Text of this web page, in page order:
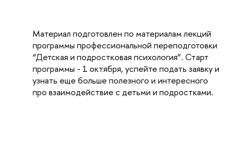
Материал подготовлен по материалам лекций
программы профессиональной переподготовки
“Детская и подростковая психология”. Старт
программы - 1 октября, успейте подать заявку и
узнать еще больше полезного и интересного
про взаимодействие с детьми и подростками.